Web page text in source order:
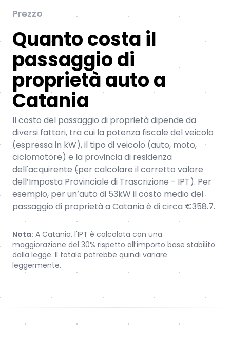
Prezzo
Quanto costa il
passaggio di
proprietà auto a
Catania
Il costo del passaggio di proprietà dipende da
diversi fattori, tra cui la potenza fiscale del veicolo
(espressa in kW), il tipo di veicolo (auto, moto,
ciclomotore) e la provincia di residenza
dell'acquirente (per calcolare il corretto valore
dell’Imposta Provinciale di Trascrizione - IPT). Per
esempio, per un’auto di 53kW il costo medio del
passaggio di proprietà a Catania è di circa €358.7.
Nota: A Catania, l'IPT è calcolata con una
maggiorazione del 30% rispetto all’importo base stabilito
dalla legge. Il totale potrebbe quindi variare
leggermente.